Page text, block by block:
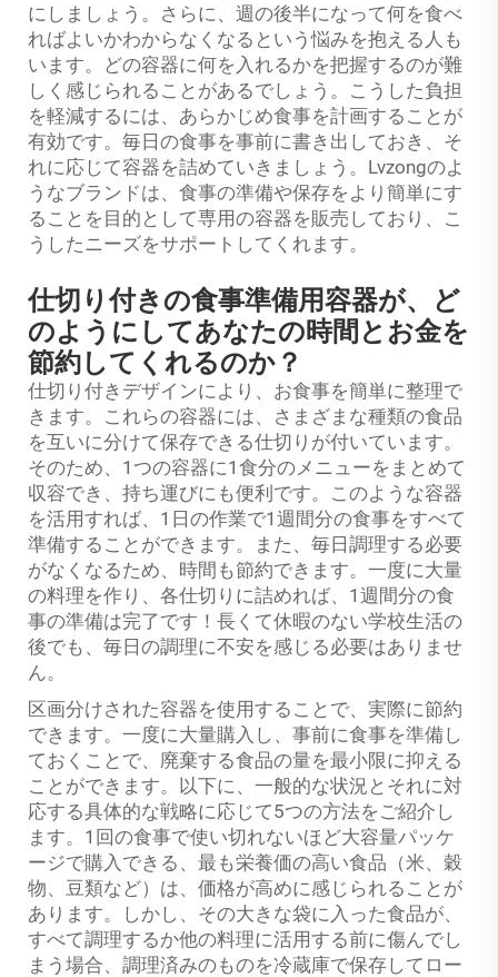
にしましょう。さらに、週の後半になって何を食べ
ればよいかわからなくなるという悩みを抱える人も
います。どの容器に何を入れるかを把握するのが難
しく感じられることがあるでしょう。こうした負担
を軽減するには、あらかじめ食事を計画することが
有効です。毎日の食事を事前に書き出しておき、そ
れに応じて容器を詰めていきましょう。Lvzongのよ
うなブランドは、食事の準備や保存をより簡単にす
ることを目的として専用の容器を販売しており、こ
うしたニーズをサポートしてくれます。
仕切り付きの食事準備用容器が、ど
のようにしてあなたの時間とお金を
節約してくれるのか？
仕切り付きデザインにより、お食事を簡単に整理で
きます。これらの容器には、さまざまな種類の食品
を互いに分けて保存できる仕切りが付いています。
そのため、1つの容器に1食分のメニューをまとめて
収容でき、持ち運びにも便利です。このような容器
を活用すれば、1日の作業で1週間分の食事をすべて
準備することができます。また、毎日調理する必要
がなくなるため、時間も節約できます。一度に大量
の料理を作り、各仕切りに詰めれば、1週間分の食
事の準備は完了です！長くて休暇のない学校生活の
後でも、毎日の調理に不安を感じる必要はありませ
ん。
区画分けされた容器を使用することで、実際に節約
できます。一度に大量購入し、事前に食事を準備し
ておくことで、廃棄する食品の量を最小限に抑える
ことができます。以下に、一般的な状況とそれに対
応する具体的な戦略に応じて5つの方法をご紹介し
ます。1回の食事で使い切れないほど大容量パッケ
ージで購入できる、最も栄養価の高い食品（米、穀
物、豆類など）は、価格が高めに感じられることが
あります。しかし、その大きな袋に入った食品が、
すべて調理するか他の料理に活用する前に傷んでし
まう場合、調理済みのものを冷蔵庫で保存してロー